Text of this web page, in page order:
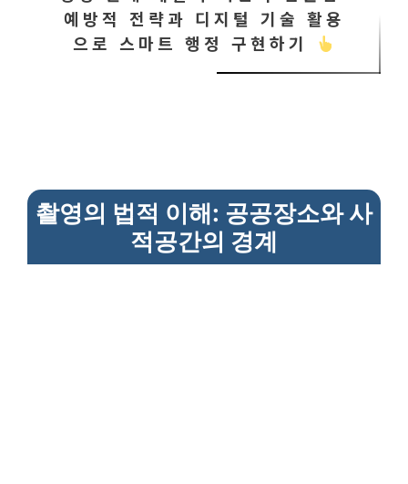
예방적 전략과 디지털 기술 활용
으로 스마트 행정 구현하기
촬영의 법적 이해: 공공장소와 사
적공간의 경계